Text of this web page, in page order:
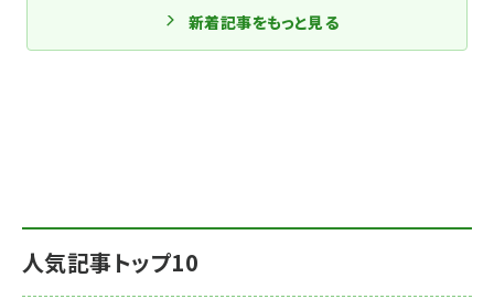
人気記事トップ10
新着記事をもっと見る